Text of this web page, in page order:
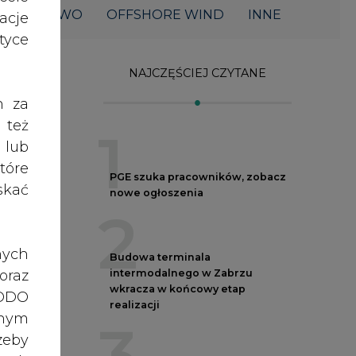
za
też
lub
wkracza w końcowy etap
3
4
Do końca sierpnia trzeba złożyć
wniosek o bon ciepłowniczy
5
Przegląd najnowszych rekrutacji
na stanowiska kierownicze w
polskiej energetyce